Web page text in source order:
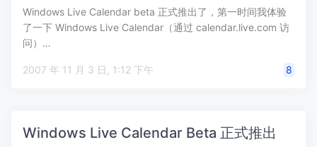
Windows Live Calendar beta 正式推出了，第一时间我体验
了一下 Windows Live Calendar（通过 calendar.live.com 访
问）…
2007 年 11 月 3 日, 1:12 下午 8
Windows Live Calendar Beta 正式推出